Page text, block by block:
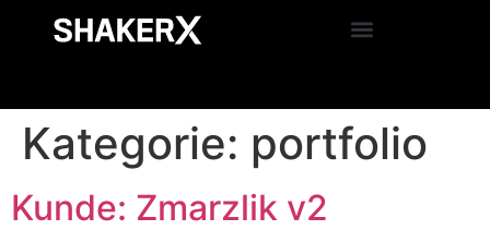
Kategorie: portfolio
Kunde: Zmarzlik v2